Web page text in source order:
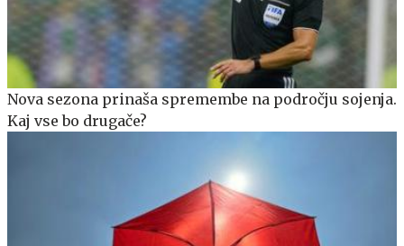
Nova sezona prinaša spremembe na področju sojenja.
Kaj vse bo drugače?